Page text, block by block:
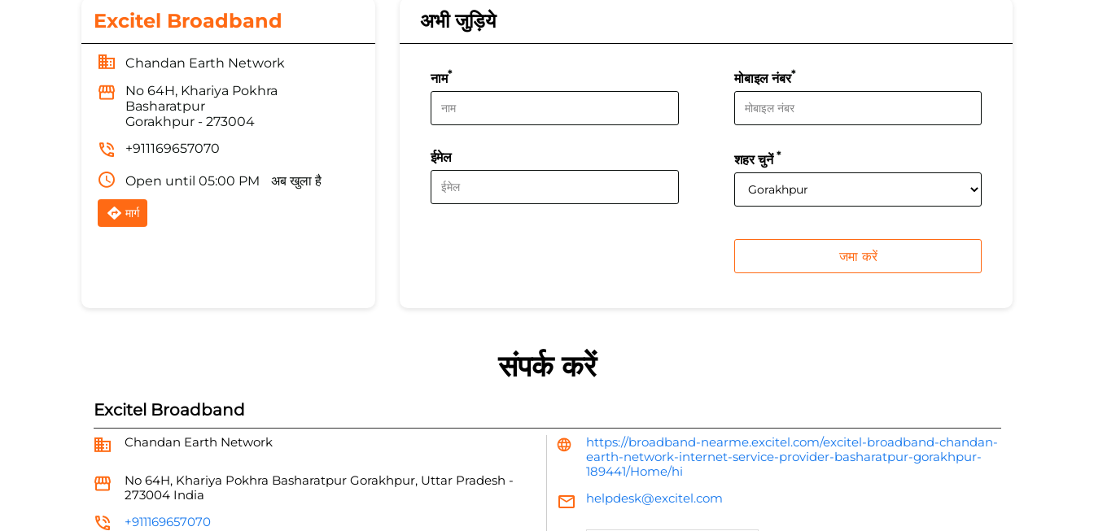
Excitel Broadband
Chandan Earth Network
No 64H, Khariya Pokhra
Basharatpur
Gorakhpur- 273004
+911169657070
Open until 05:00 PM अब खुला है
मार्ग
अभी जुड़िये
नाम*
ईमेल
मोबाइल नंबर*
शहर चुनें*
संपर्क करें
Excitel Broadband
Chandan Earth Network
No 64H, Khariya Pokhra Basharatpur Gorakhpur, Uttar Pradesh -
273004 India
+911169657070
https://broadband-nearme.excitel.com/excitel-broadband-chandan-
earth-network-internet-service-provider-basharatpur-gorakhpur-
189441/Home/hi
helpdesk@excitel.com